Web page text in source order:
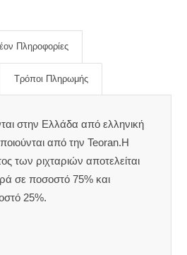
Πληροφορίες
Τρόποι Πληρωμής
στην Ελλάδα από ελληνική
από την Teoran.Η
των ριχταριών αποτελείται
σε ποσοστό 75% και
25%.